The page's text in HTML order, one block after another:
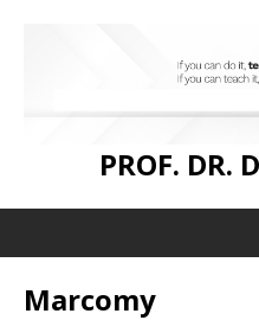
PROF. DR.
Marcomy